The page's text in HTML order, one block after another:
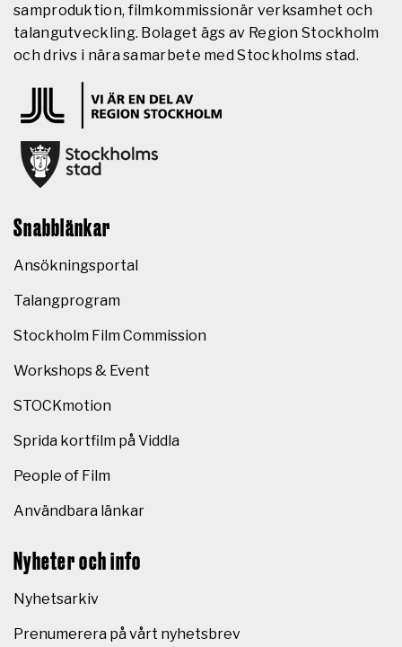
samproduktion, filmkommissionär verksamhet och
talangutveckling. Bolaget ägs av Region Stockholm
och drivs i nära samarbete med Stockholms stad.
Snabblänkar
Ansökningsportal
Talangprogram
Stockholm Film Commission
Workshops & Event
STOCKmotion
Sprida kortfilm på Viddla
People of Film
Användbara länkar
Nyheter och info
Nyhetsarkiv
Prenumerera på vårt nyhetsbrev